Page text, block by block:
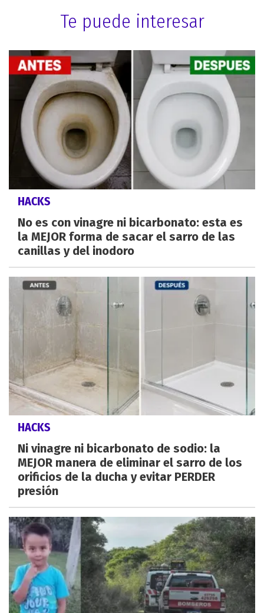
Te puede interesar
HACKS
No es con vinagre ni bicarbonato: esta es
la MEJOR forma de sacar el sarro de las
canillas y del inodoro
HACKS
Ni vinagre ni bicarbonato de sodio: la
MEJOR manera de eliminar el sarro de los
orificios de la ducha y evitar PERDER
presión